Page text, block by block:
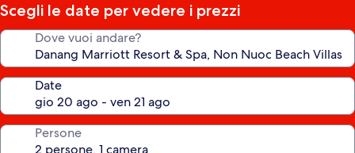
Scegli le date per vedere i prezzi
Dove vuoi andare?
Date
Persone